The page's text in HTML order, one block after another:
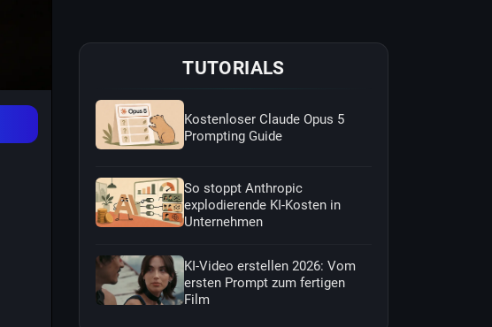
TUTORIALS
Kostenloser Claude Opus 5
Prompting Guide
So stoppt Anthropic
explodierende KI-Kosten in
Unternehmen
KI-Video erstellen 2026: Vom
ersten Prompt zum fertigen
Film